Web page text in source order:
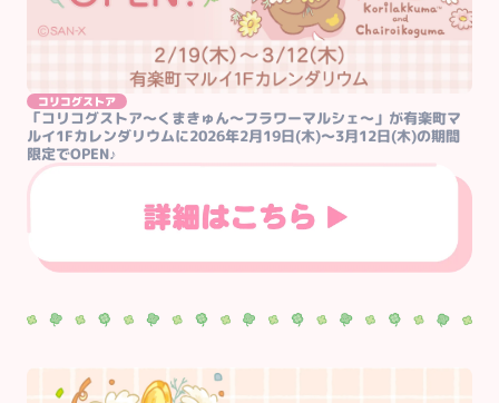
コリコグストア
「コリコグストア～くまきゅん～フラワーマルシェ～」が有楽町マ
ルイ1Fカレンダリウムに2026年2月19日(木)～3月12日(木)の期間
限定でOPEN♪